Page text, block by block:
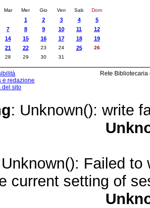
Mar Mer Gio Ven Sab Dom
1 2 3 4
5
7 8 9 10 11
12
14 15 16 17 18
19
21 22 23 24 25
26
28 29 30 31
e redazione
del sito
Rete
: Unknown(): write
Failed
current setting of